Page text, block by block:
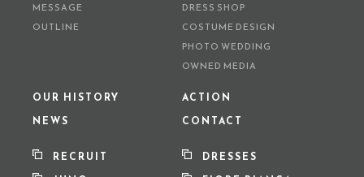
MESSAGE
OUTLINE
DRESS SHOP
COSTUME DESIGN
PHOTO WEDDING
OWNED MEDIA
OUR HISTORY
ACTION
NEWS
CONTACT
RECRUIT
DRESSES